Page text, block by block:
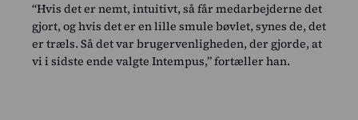
“Hvis det er nemt, intuitivt, så får medarbejderne det
gjort, og hvis det er en lille smule bøvlet, synes de, det
er træls. Så det var brugervenligheden, der gjorde, at
vi i sidste ende valgte Intempus,” fortæller han.